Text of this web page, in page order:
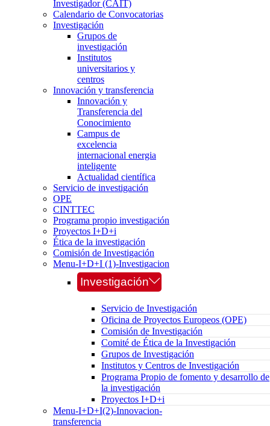
Investigador (CAIT)
Calendario de Convocatorias
Investigación
Grupos de
investigación
Institutos
universitarios y
centros
Innovación y transferencia
Innovación y
Transferencia del
Conocimiento
Campus de
excelencia
internacional energia
inteligente
Actualidad científica
Servicio de investigación
OPE
CINTTEC
Programa propio investigación
Proyectos I+D+i
Ética de la investigación
Comisión de Investigación
Menu-I+D+I (1)-Investigacion
Investigación
Servicio de Investigación
Oficina de Proyectos Europeos (OPE)
Comisión de Investigación
Comité de Ética de la Investigación
Grupos de Investigación
Institutos y Centros de Investigación
Programa Propio de fomento y desarrollo de
la investigación
Proyectos I+D+i
Menu-I+D+I(2)-Innovacion-
transferencia